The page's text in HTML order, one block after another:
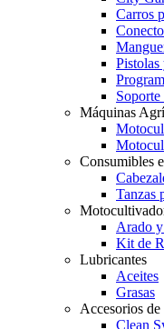
Carros
Pistolas
Máquinas
Consumibles
Tanzas
Arado
Kit de
Lubricantes
Aceites
Grasas
Accesorios
Clean